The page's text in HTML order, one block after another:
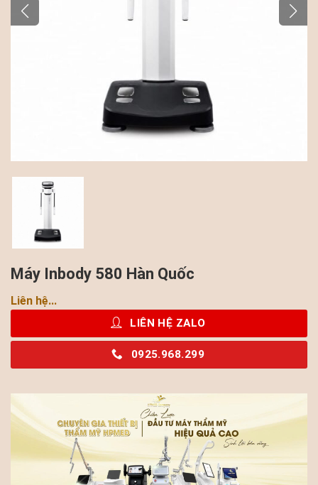
Máy Inbody 580 Hàn Quốc
Liên hệ...
LIÊN HỆ ZALO
0925.968.299